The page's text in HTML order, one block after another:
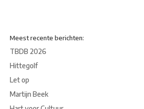
Meest recente berichten:
TBDB 2026
Hittegolf
Let op
Martijn Beek